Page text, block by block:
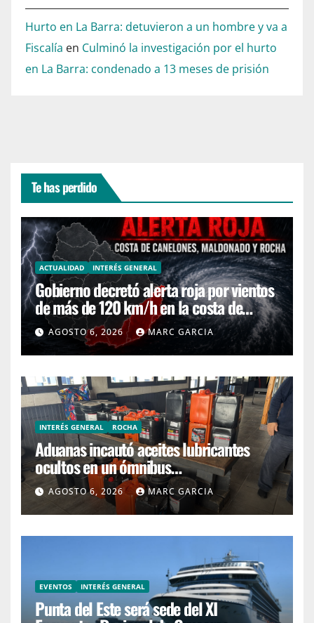
Hurto en La Barra: detuvieron a un hombre y va a
Fiscalía en Culminó la investigación por el hurto
en La Barra: condenado a 13 meses de prisión
Te has perdido
ACTUALIDAD INTERÉS GENERAL
Gobierno decretó alerta roja por vientos
de más de 120 km/h en la costa de
Canelones, Maldonado y Rocha
AGOSTO 6, 2026 MARC GARCIA
INTERÉS GENERAL ROCHA
Aduanas incautó aceites lubricantes
ocultos en un ómnibus
interdepartamental
AGOSTO 6, 2026 MARC GARCIA
EVENTOS INTERÉS GENERAL
Punta del Este será sede del XI